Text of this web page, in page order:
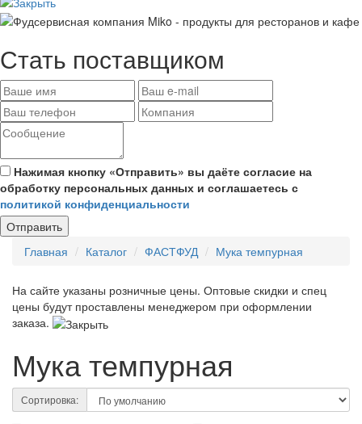
Стать поставщиком
Нажимая кнопку «Отправить» вы даёте согласие на
обработку персональных данных и соглашаетесь с
политикой конфиденциальности
Отправить
Главная
Каталог ФАСТФУД Мука темпурная
На сайте указаны розничные цены. Оптовые скидки и спец
цены будут проставлены менеджером при оформлении
заказа.
Мука темпурная
Сортировка: